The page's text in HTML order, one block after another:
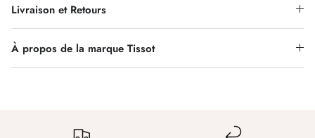
Livraison et Retours
À propos de la marque Tissot